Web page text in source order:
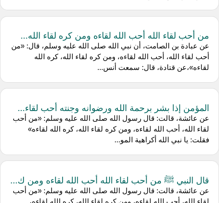
من أحب لقاء الله أحب الله لقاءه ومن كره لقاء الله...
عن عبادة بن الصامت، أن نبي الله صلى الله عليه وسلم، قال: «من
أحب لقاء الله، أحب الله لقاءه، ومن كره لقاء الله، كره الله
لقاءه»،عن قتادة، قال: سمعت أنس...
المؤمن إذا بشر برحمة الله ورضوانه وجنته أحب لقاء...
عن عائشة، قالت: قال رسول الله صلى الله عليه وسلم: «من أحب
لقاء الله، أحب الله لقاءه، ومن كره لقاء الله، كره الله لقاءه»
فقلت: يا نبي الله أكراهية المو...
قال النبي ﷺ من أحب لقاء الله أحب الله لقاءه ومن ك...
عن عائشة، قالت: قال رسول الله صلى الله عليه وسلم: «من أحب
لقاء الله، أحب الله لقاءه، ومن كره لقاء الله، كره الله لقاءه،